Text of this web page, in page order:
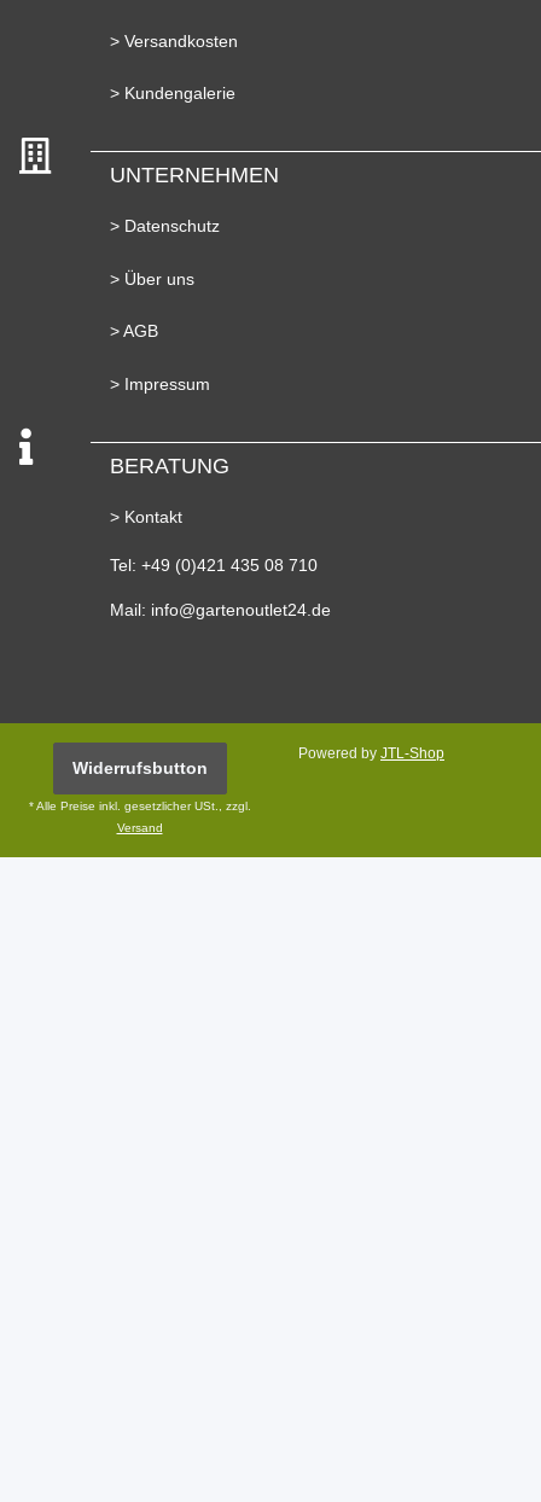
> Versandkosten
> Kundengalerie
UNTERNEHMEN
> Datenschutz
> Über uns
> AGB
> Impressum
BERATUNG
> Kontakt
Tel: +49 (0)421 435 08 710
Mail: info@gartenoutlet24.de
Widerrufsbutton
* Alle Preise inkl. gesetzlicher USt., zzgl.
Versand
Powered by JTL-Shop